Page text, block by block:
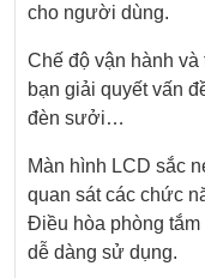
cho người dùng.
Chế độ vận hành
bạn giải quyết vấn
đèn sưởi…
Màn hình LCD sắc
quan sát các chức
Điều hòa phòng tắm
dễ dàng sử dụng.